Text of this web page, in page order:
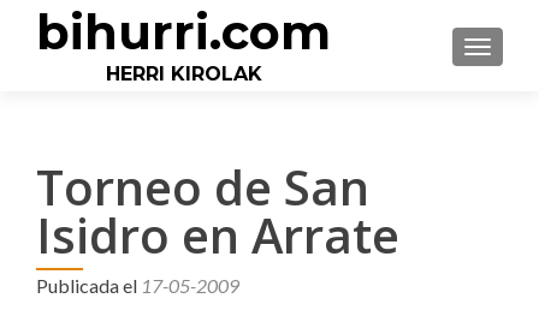
bihurri.com
HERRI KIROLAK
Torneo de San
Isidro en Arrate
Publicada el 17-05-2009